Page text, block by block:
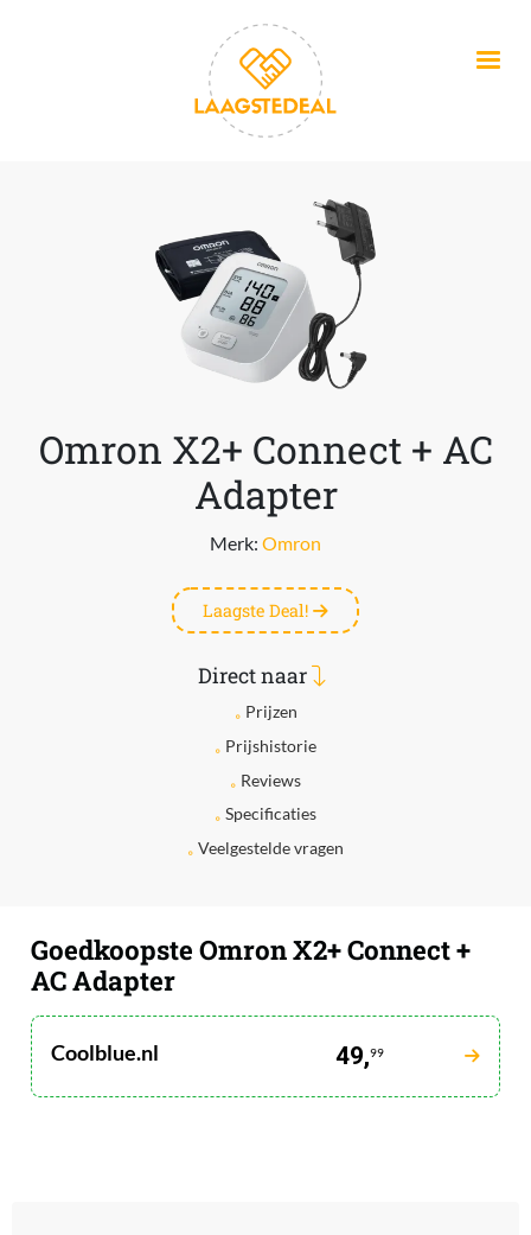
Omron X2+ Connect + AC
Adapter
Merk: Omron
Laagste Deal!
Direct naar
Prijzen
Prijshistorie
Reviews
Specificaties
Veelgestelde vragen
Goedkoopste Omron X2+ Connect +
AC Adapter
Coolblue.nl 49,99